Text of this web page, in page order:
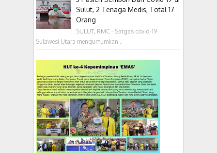
Sulut, 2 Tenaga Medis, Total 17
Orang
SULUT, RMC - Satgas covid-19
Sulawesi Utara mengumumkan...